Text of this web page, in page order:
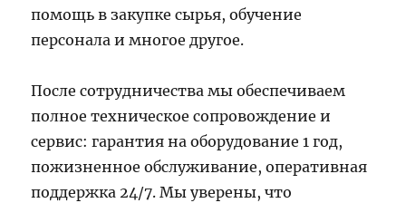
помощь в закупке сырья, обучение
персонала и многое другое.
После сотрудничества мы обеспечиваем
полное техническое сопровождение и
сервис: гарантия на оборудование 1 год,
пожизненное обслуживание, оперативная
поддержка 24/7. Мы уверены, что